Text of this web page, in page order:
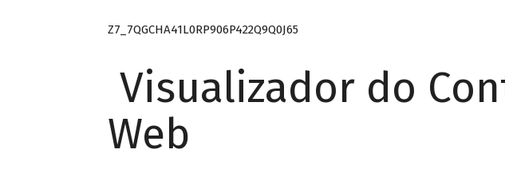
Z7_7QGCHA41L0RP906P422Q9Q0J65
Visualizador do
Web